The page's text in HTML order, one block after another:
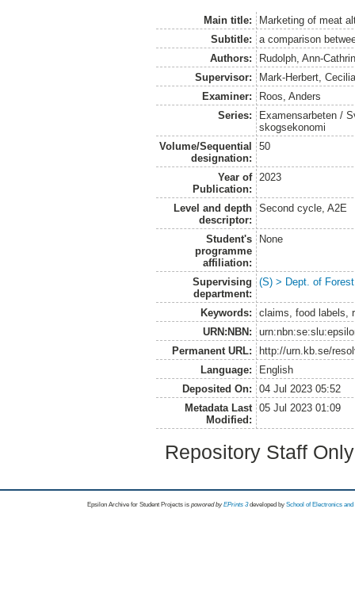
Main title:
Marketing of meat
Subtitle:
a comparison
Authors:
Rudolph, Ann-
Supervisor:
Mark-Herbert,
Examiner:
Roos, Anders
Series:
Examensarbeten /
skogsekonomi
Volume/Sequential
designation:
50
Year of
Publication:
2023
Level and depth
descriptor:
Second cycle, A2E
Student's
programme
affiliation:
None
Supervising
department:
(S) > Dept. of
Keywords:
claims, food labels,
URN:NBN:
Permanent URL:
http://urn.kb.se/
Language:
English
Deposited On:
04 Jul 2023 05:52
Metadata Last
Modified:
05 Jul 2023 01:09
Repository Staff
Epsilon Archive for Student Projects is powored byEPrints 3 developed by School of Electronics